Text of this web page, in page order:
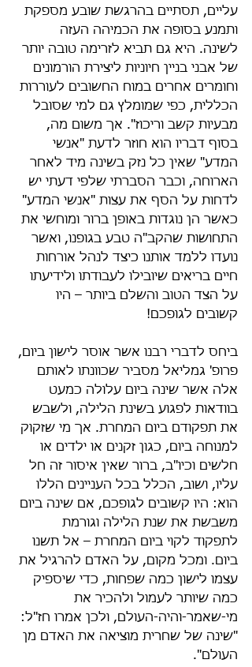
עליים, תסתיים בהרגשת שובע מספקת
ותמנע בסופה את הכמיהה העזה
לשינה. היא גם תביא לזרימה טובה יותר
של אבני בניין חיוניות ליצירת הורמונים
וחומרים אחרים במוח החשובים לעוררות
הכללית, כפי שמומלץ גם למי שסובל
מבעיות קשב וריכוז". אך משום מה,
בסוף דבריו הוא חוזר לדעת "אנשי
המדע" שאין כל נזק בשינה מיד לאחר
הארוחה, וכבר הסברתי שלפי דעתי יש
לדחות על הסף את עצות "אנשי המדע"
כאשר הן נוגדות באופן ברור ומוחשי את
התחושות שהקב"ה טבע בגופנו, ואשר
נועדו ללמד אותנו כיצד לנהל אורחות
חיים בריאים שיובילו לעבודתו ולידיעתו
על הצד הטוב והשלם ביותר – היו
קשובים לגופכם!
ביחס לדברי רבנו אשר אוסר לישון ביום,
פרופ' גמליאל מסביר שכוונתו לאותם
אלה אשר שינה ביום עלולה כמעט
בוודאות לפגוע בשינת הלילה, ולשבש
את תפקודם ביום המחרת. אך מי שזקוק
למנוחה ביום, כגון זקנים או ילדים או
חלשים וכיו"ב, ברור שאין איסור זה חל
עליו, ושוב, הכלל בכל העניינים הללו
הוא: היו קשובים לגופכם, אם שינה ביום
משבשת את שנת הלילה וגורמת
לתפקוד לקוי ביום המחרת – אל תשנו
ביום. ומכל מקום, על האדם להרגיל את
עצמו לישון כמה שפחות, כדי שיספיק
כמה שיותר לעמול ולהכיר את
מי-שאמר-והיה-העולם, ולכן אמרו חז"ל:
"שינה של שחרית מוציאה את האדם מן
העולם".